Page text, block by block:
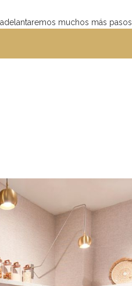
muchos más pasos.